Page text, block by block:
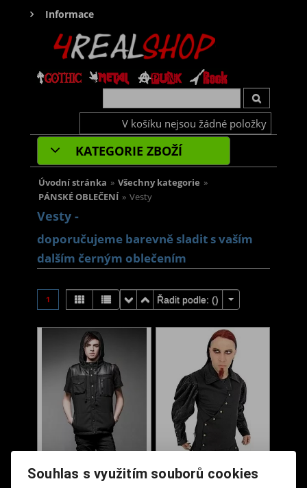
Informace
V košíku nejsou žádné položky
KATEGORIE ZBOŽÍ
Úvodní stránka » Všechny kategorie »
PÁNSKÉ OBLEČENÍ » Vesty
Vesty -
doporučujeme barevně sladit s vaším
dalším černým oblečením
1 Řadit podle: ()
s kapucí
pánská Time
Souhlas s využitím souborů cookies